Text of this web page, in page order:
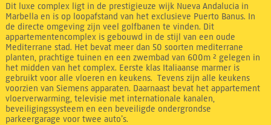
Dit luxe complex ligt in de prestigieuze wijk Nueva Andalucia in
Marbella en is op loopafstand van het exclusieve Puerto Banus. In
de directe omgeving zijn veel golfbanen te vinden. Dit
appartementencomplex is gebouwd in de stijl van een oude
Mediterrane stad. Het bevat meer dan 50 soorten mediterrane
planten, prachtige tuinen en een zwembad van 600m ² gelegen in
het midden van het complex. Eerste klas Italiaanse marmer is
gebruikt voor alle vloeren en keukens. Tevens zijn alle keukens
voorzien van Siemens apparaten. Daarnaast bevat het appartement
vloerverwarming, televisie met internationale kanalen,
beveiligingssysteem en een beveiligde ondergrondse
parkeergarage voor twee auto’s.